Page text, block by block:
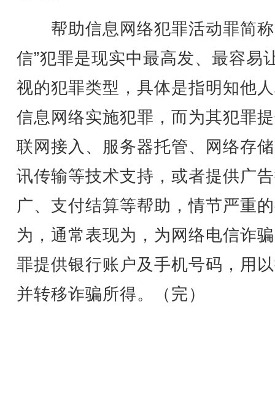
帮助信息网络犯罪活动罪简称
信”犯罪是现实中最高发、最容易
视的犯罪类型，具体是指明知他
信息网络实施犯罪，而为其犯罪
联网接入、服务器托管、网络存
讯传输等技术支持，或者提供广
广、支付结算等帮助，情节严重
为，通常表现为，为网络电信诈
罪提供银行账户及手机号码，用
并转移诈骗所得。（完）